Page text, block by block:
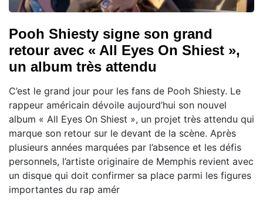
Pooh Shiesty signe son grand
retour avec « All Eyes On Shiest »,
un album très attendu
C’est le grand jour pour les fans de Pooh Shiesty. Le
rappeur américain dévoile aujourd’hui son nouvel
album « All Eyes On Shiest », un projet très attendu qui
marque son retour sur le devant de la scène. Après
plusieurs années marquées par l’absence et les défis
personnels, l’artiste originaire de Memphis revient avec
un disque qui doit confirmer sa place parmi les figures
importantes du rap amér